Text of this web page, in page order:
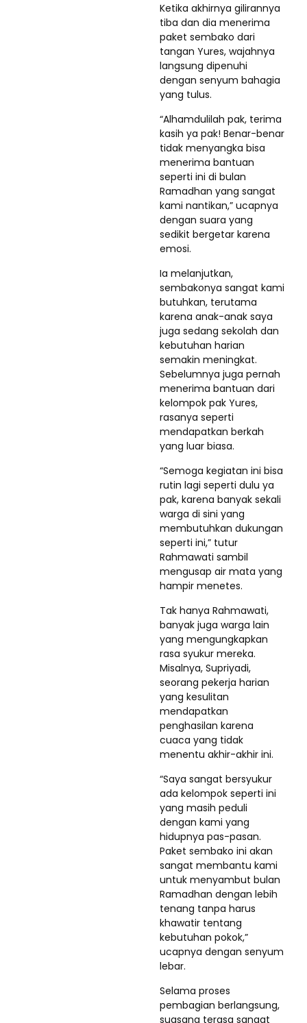
Ketika akhirnya gilirannya
tiba dan dia menerima
paket sembako dari
tangan Yures, wajahnya
langsung dipenuhi
dengan senyum bahagia
yang tulus.
“Alhamdulilah pak, terima
kasih ya pak! Benar-benar
tidak menyangka bisa
menerima bantuan
seperti ini di bulan
Ramadhan yang sangat
kami nantikan,” ucapnya
dengan suara yang
sedikit bergetar karena
emosi.
Ia melanjutkan,
sembakonya sangat kami
butuhkan, terutama
karena anak-anak saya
juga sedang sekolah dan
kebutuhan harian
semakin meningkat.
Sebelumnya juga pernah
menerima bantuan dari
kelompok pak Yures,
rasanya seperti
mendapatkan berkah
yang luar biasa.
“Semoga kegiatan ini bisa
rutin lagi seperti dulu ya
pak, karena banyak sekali
warga di sini yang
membutuhkan dukungan
seperti ini,” tutur
Rahmawati sambil
mengusap air mata yang
hampir menetes.
Tak hanya Rahmawati,
banyak juga warga lain
yang mengungkapkan
rasa syukur mereka.
Misalnya, Supriyadi,
seorang pekerja harian
yang kesulitan
mendapatkan
penghasilan karena
cuaca yang tidak
menentu akhir-akhir ini.
“Saya sangat bersyukur
ada kelompok seperti ini
yang masih peduli
dengan kami yang
hidupnya pas-pasan.
Paket sembako ini akan
sangat membantu kami
untuk menyambut bulan
Ramadhan dengan lebih
tenang tanpa harus
khawatir tentang
kebutuhan pokok,”
ucapnya dengan senyum
lebar.
Selama proses
pembagian berlangsung,
suasana terasa sangat